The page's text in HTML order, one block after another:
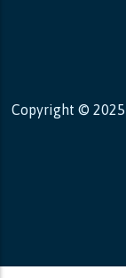
Copyright © 2025